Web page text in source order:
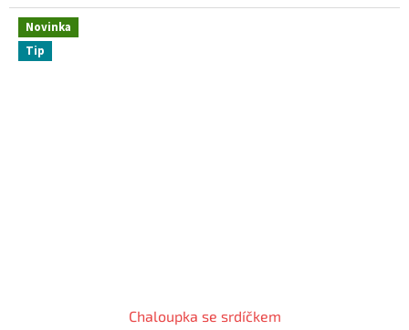
Novinka
Tip
Chaloupka se srdíčkem